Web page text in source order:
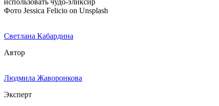
Фото Jessica Felicio on Unsplash
Светлана Кабардина
Автор
Людмила Жаворонкова
Эксперт